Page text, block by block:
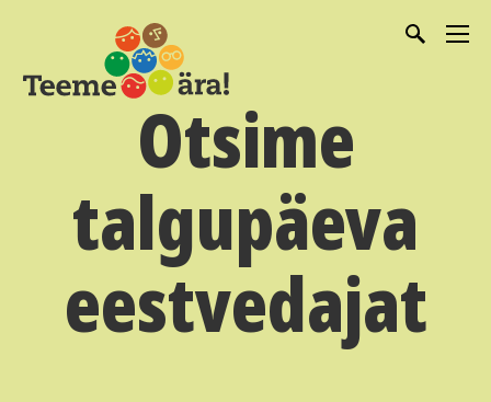
Otsime
talgupäeva
eestvedajat